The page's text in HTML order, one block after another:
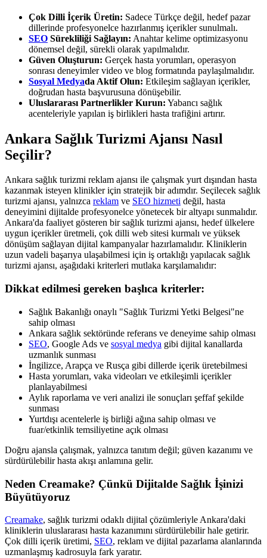
Çok Dilli İçerik Üretin: Sadece Türkçe değil, hedef pazar
dillerinde profesyonelce hazırlanmış içerikler sunulmalı.
SEO Sürekliliği Sağlayın: Anahtar kelime optimizasyonu
dönemsel değil, sürekli olarak yapılmalıdır.
Güven Oluşturun: Gerçek hasta yorumları, operasyon
sonrası deneyimler video ve blog formatında paylaşılmalıdır.
Sosyal Medyada Aktif Olun: Etkileşim sağlayan içerikler,
doğrudan hasta başvurusuna dönüşebilir.
Uluslararası Partnerlikler Kurun: Yabancı sağlık
acenteleriyle yapılan iş birlikleri hasta trafiğini artırır.
Ankara Sağlık Turizmi Ajansı Nasıl
Seçilir?
Ankara sağlık turizmi reklam ajansı ile çalışmak yurt dışından hasta
kazanmak isteyen klinikler için stratejik bir adımdır. Seçilecek sağlık
turizmi ajansı, yalnızca reklam ve SEO hizmeti değil, hasta
deneyimini dijitalde profesyonelce yönetecek bir altyapı sunmalıdır.
Ankara'da faaliyet gösteren bir sağlık turizmi ajansı, hedef ülkelere
uygun içerikler üretmeli, çok dilli web sitesi kurmalı ve yüksek
dönüşüm sağlayan dijital kampanyalar hazırlamalıdır. Kliniklerin
uzun vadeli başarıya ulaşabilmesi için iş ortaklığı yapılacak sağlık
turizmi ajansı, aşağıdaki kriterleri mutlaka karşılamalıdır:
Dikkat edilmesi gereken başlıca kriterler:
Sağlık Bakanlığı onaylı "Sağlık Turizmi Yetki Belgesi"ne
sahip olması
Ankara sağlık sektöründe referans ve deneyime sahip olması
SEO, Google Ads ve sosyal medya gibi dijital kanallarda
uzmanlık sunması
İngilizce, Arapça ve Rusça gibi dillerde içerik üretebilmesi
Hasta yorumları, vaka videoları ve etkileşimli içerikler
planlayabilmesi
Aylık raporlama ve veri analizi ile sonuçları şeffaf şekilde
sunması
Yurtdışı acentelerle iş birliği ağına sahip olması ve
fuar/etkinlik temsiliyetine açık olması
Doğru ajansla çalışmak, yalnızca tanıtım değil; güven kazanımı ve
sürdürülebilir hasta akışı anlamına gelir.
Neden Creamake? Çünkü Dijitalde Sağlık İşinizi
Büyütüyoruz
Creamake, sağlık turizmi odaklı dijital çözümleriyle Ankara'daki
kliniklerin uluslararası hasta kazanımını sürdürülebilir hale getirir.
Çok dilli içerik üretimi, SEO, reklam ve dijital pazarlama alanlarında
uzmanlaşmış kadrosuyla fark yaratır.